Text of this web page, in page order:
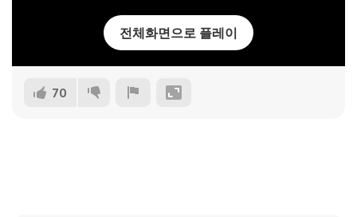
전체화면으로 플레이
70